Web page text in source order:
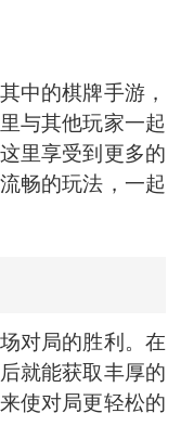
中的棋牌手游，
与其他玩家一起
里享受到更多的
畅的玩法，一起
对局的胜利。在
就能获取丰厚的
使对局更轻松的